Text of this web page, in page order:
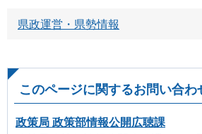
県政運営・県勢情報
このページに関するお問い合わ
政策局 政策部情報公開広聴課